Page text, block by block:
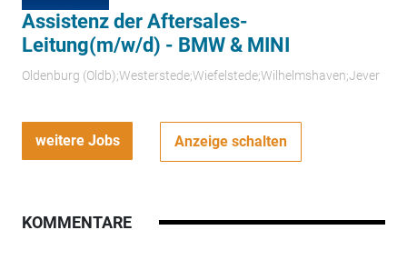
Assistenz der Aftersales-
Leitung(m/w/d) - BMW & MINI
Oldenburg (Oldb);Westerstede;Wiefelstede;Wilhelmshaven;Jever
weitere Jobs Anzeige schalten
KOMMENTARE